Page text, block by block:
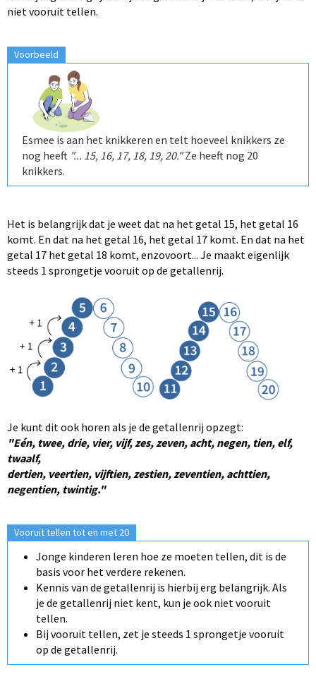
niet vooruit tellen.
Voorbeeld
Esmee is aan het knikkeren en telt hoeveel knikkers ze
nog heeft "... 15, 16, 17, 18, 19, 20."Ze heeft nog 20
knikkers.
Het is belangrijk dat je weet dat na het getal 15, het getal 16
komt. En dat na het getal 16, het getal 17 komt. En dat na het
getal 17 het getal 18 komt, enzovoort... Je maakt eigenlijk
steeds 1 sprongetje vooruit op de getallenrij.
Je kunt dit ook horen als je de getallenrij opzegt:
"Eén, twee, drie, vier, vijf, zes, zeven, acht, negen, tien, elf,
twaalf,
dertien, veertien, vijftien, zestien, zeventien, achttien,
negentien, twintig."
Vooruit tellen tot en met 20
Jonge kinderen leren hoe ze moeten tellen, dit is de
basis voor het verdere rekenen.
Kennis van de getallenrij is hierbij erg belangrijk. Als
je de getallenrij niet kent, kun je ook niet vooruit
tellen.
Bij vooruit tellen, zet je steeds 1 sprongetje vooruit
op de getallenrij.